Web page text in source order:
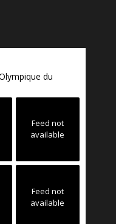
du
Feed not
available
Feed not
available